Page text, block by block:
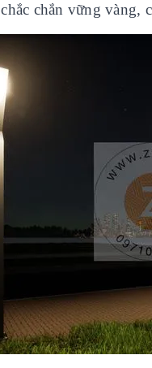
chắn vững vàng,